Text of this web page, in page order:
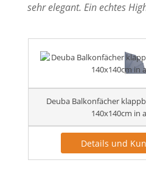
sehr elegant. Ein echtes
Deuba Balkonfächer
140x140cm in
Details und